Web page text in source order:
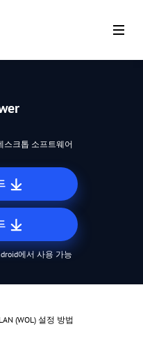
스크톱 소프트웨어
에서 사용 가능
(WOL) 설정 방법